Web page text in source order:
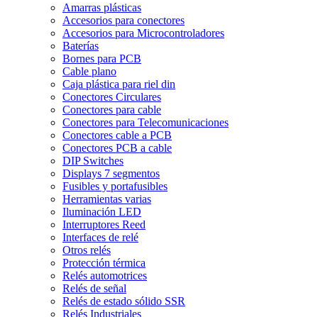
Amarras plásticas
Accesorios para conectores
Accesorios para Microcontroladores
Baterías
Bornes para PCB
Cable plano
Caja plástica para riel din
Conectores Circulares
Conectores para cable
Conectores para Telecomunicaciones
Conectores cable a PCB
Conectores PCB a cable
DIP Switches
Displays 7 segmentos
Fusibles y portafusibles
Herramientas varias
Iluminación LED
Interruptores Reed
Interfaces de relé
Otros relés
Protección térmica
Relés automotrices
Relés de señal
Relés de estado sólido SSR
Relés Industriales